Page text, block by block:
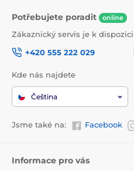
Potřebujete poradit online
Zákaznický servis je k dispozici
+420 555 222 029
Kde nás najdete
Čeština
Jsme také na: Facebook
Informace pro vás